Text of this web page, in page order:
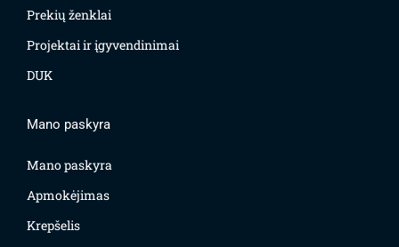
Prekių ženklai
Projektai ir įgyvendinimai
DUK
Mano paskyra
Mano paskyra
Apmokėjimas
Krepšelis